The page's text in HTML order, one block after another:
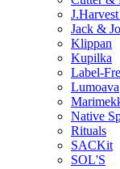
Jack &
Klippan
Kupilka
Label-
Lumoava
Native
Rituals
SACKit
SOL'S